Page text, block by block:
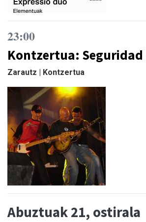
23:00
Kontzertua: Seguridad
Zarautz | Kontzertua
Abuztuak 21, ostirala